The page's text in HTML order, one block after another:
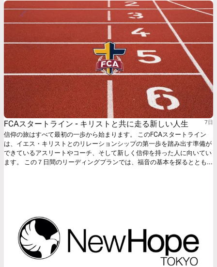
FCAスタートライン - キリストと共に走る新しい人生 7日
信仰の旅はすべて最初の一歩から始まります。 このFCAスタートライン
は、イエス・キリストとのリレーションシップの第一歩を踏み出す準備が
できているアスリートやコーチ、そして新しく信仰を持った人に向いてい
ます。 この７日間のリーディングプランでは、福音の基本を探るととも